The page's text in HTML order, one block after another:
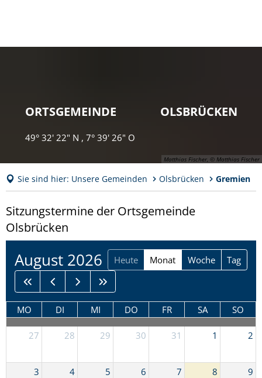
Matthias Fischer, © Matthias Fischer
ORTSGEMEINDE OLSBRÜCKEN
49° 32' 22" N , 7° 39' 26" O
Sie sind hier: Unsere Gemeinden Olsbrücken Gremien
Gremien
Sitzungstermine der Ortsgemeinde
Olsbrücken
August 2026 Heute Monat Woche Tag
MO DI MI DO FR SA SO
27 28 29 30 31 1 2
3 4 5 6 7 8 9